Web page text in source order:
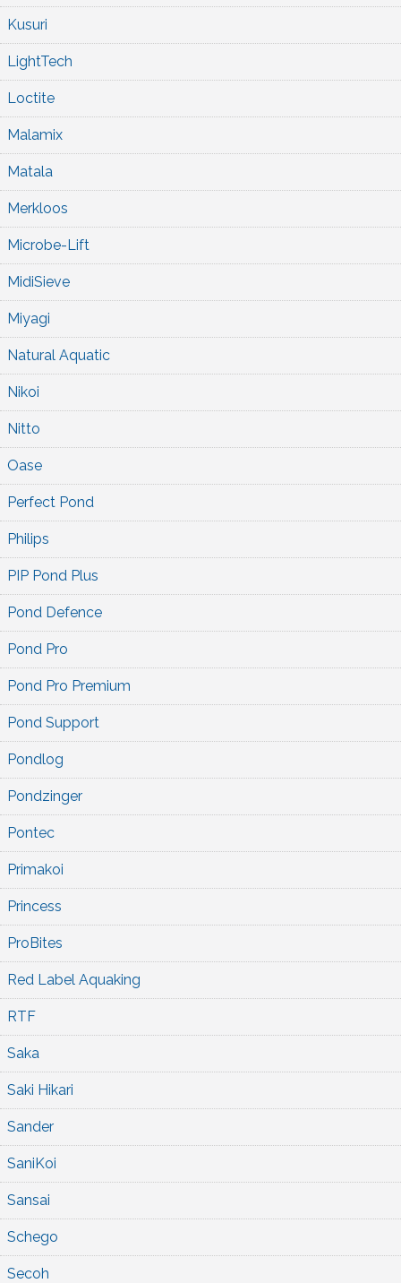
Kusuri
LightTech
Loctite
Malamix
Matala
Merkloos
Microbe-Lift
MidiSieve
Miyagi
Natural Aquatic
Nikoi
Nitto
Oase
Perfect Pond
Philips
PIP Pond Plus
Pond Defence
Pond Pro
Pond Pro Premium
Pond Support
Pondlog
Pondzinger
Pontec
Primakoi
Princess
ProBites
Red Label Aquaking
RTF
Saka
Saki Hikari
Sander
SaniKoi
Sansai
Schego
Secoh